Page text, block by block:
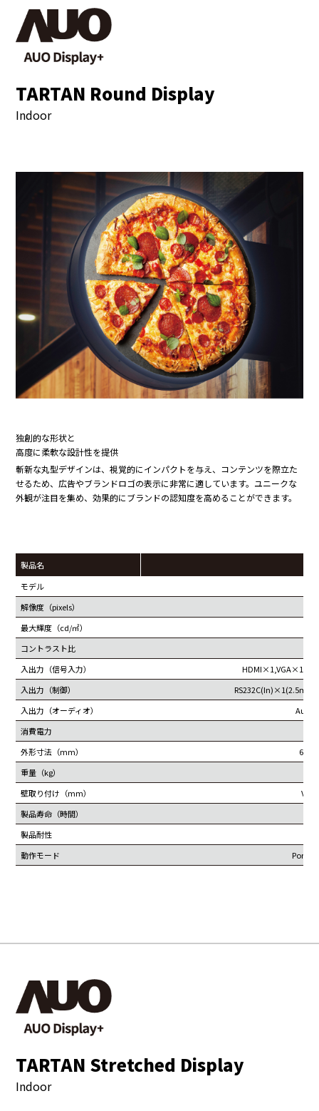
TARTAN Round Display
Indoor
独創的な形状と
高度に柔軟な設計性を提供
斬新な丸型デザインは、視覚的にインパクトを与え、コンテンツを際立た
せるため、広告やブランドロゴの表示に非常に適しています。ユニークな
外観が注目を集め、効果的にブランドの認知度を高めることができます。
製品名
モデル
解像度（pixels）
最大輝度（cd/㎡）
コントラスト比
入出力（信号入力）
入出力（制御）
入出力（オーディオ）
消費電力
外形寸法（mm）
重量（kg）
壁取り付け（mm）
製品寿命（時間）
製品耐性
動作モード
TARTAN Stretched Display
Indoor